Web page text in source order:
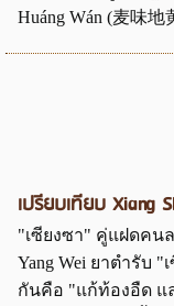
Huáng Wán (麦味
เปรียบเทียบ Xiang
"เซียงซา" คู่แฝดคนล
Yang Wei ยาตำรับ
กันคือ "แก้ท้องอืด แ